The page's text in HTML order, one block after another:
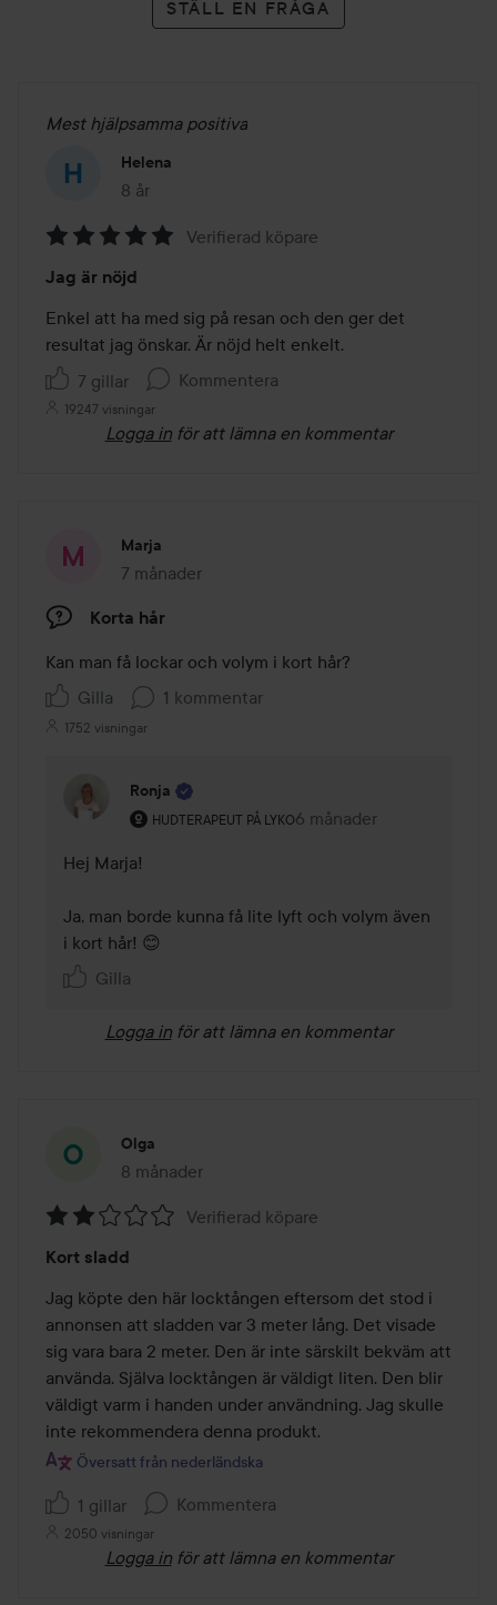
STÄLL EN FRÅGA
Mest hjälpsamma positiva
Helena
8 år
Inlägget skapades 8 år
5
av
5
Verifierad köpare
Jag är nöjd
Enkel att ha med sig på resan och den ger det
resultat jag önskar. Är nöjd helt enkelt.
7 gillar
Kommentera
19247 visningar
Logga in för att lämna en kommentar
Marja
7 månader
Inlägget skapades 7 månader
Korta hår
Kan man få lockar och volym i kort hår?
Gilla
1 kommentar
1752 visningar
Ronja
HUDTERAPEUT PÅ LYKO
Användarens roll: Hudterapeut på Lyko.
6 månader
Kommentaren lades 6
Hej Marja!
Ja, man borde kunna få lite lyft och volym även
i kort hår! 😊
Gilla
Logga in för att lämna en kommentar
Olga
8 månader
Inlägget skapades 8 månader
2
av
5
Verifierad köpare
Kort sladd
Jag köpte den här locktången eftersom det stod i
annonsen att sladden var 3 meter lång. Det visade
sig vara bara 2 meter. Den är inte särskilt bekväm att
använda. Själva locktången är väldigt liten. Den blir
väldigt varm i handen under användning. Jag skulle
inte rekommendera denna produkt.
Översatt från nederländska
1 gillar Kommentera
2050 visningar
Logga in för att lämna en kommentar